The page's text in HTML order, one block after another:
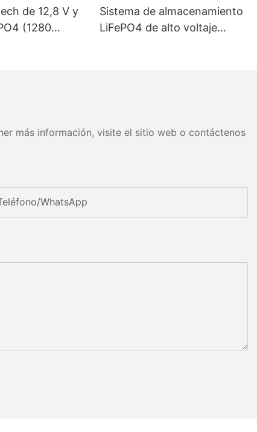
de 12,8 V y
(1280
Sistema de almacenamiento
LiFePO4 de alto voltaje
más información, visite el sitio web o contáctenos
WhatsApp